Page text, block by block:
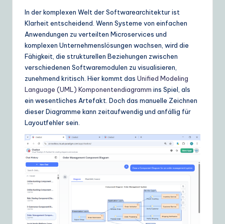
D
ai
ly
G
ui
d
A
In der komplexen Welt der Softwarearchitektur ist
Klarheit entscheidend. Wenn Systeme von einfachen
Anwendungen zu verteilten Microservices und
komplexen Unternehmenslösungen wachsen, wird die
Fähigkeit, die strukturellen Beziehungen zwischen
verschiedenen Softwaremodulen zu visualisieren,
zunehmend kritisch. Hier kommt das Unified Modeling
Language (UML) Komponentendiagramm ins Spiel, als
ein wesentliches Artefakt. Doch das manuelle Zeichnen
dieser Diagramme kann zeitaufwendig und anfällig für
Layoutfehler sein.